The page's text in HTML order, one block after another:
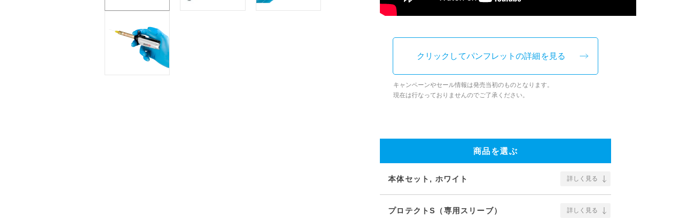
クリックしてパンフレットの詳細を見る
キャンペーンやセール情報は発売当初のものとなります。
現在は行なっておりませんのでご了承ください。
商品を選ぶ
本体セット, ホワイト 詳しく見る
プロテクトS（専用スリーブ） 詳しく見る